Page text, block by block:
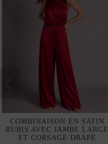
COMBINAISON EN SATIN
RUBIS AVEC JAMBE LARGE
ET CORSAGE DRAPÉ